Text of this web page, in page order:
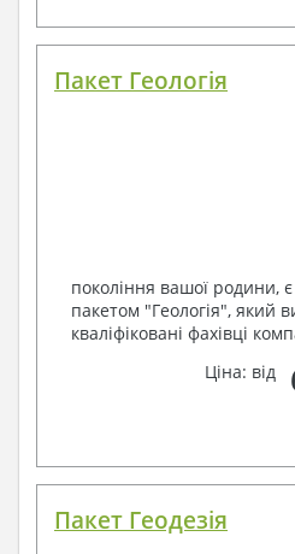
Пакет Геологія
покоління вашої родини,
пакетом "Геологія", який
кваліфіковані фахівці
Ціна: від
Пакет Геодезія